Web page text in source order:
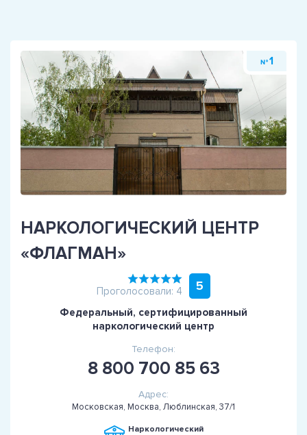
№ 1
НАРКОЛОГИЧЕСКИЙ ЦЕНТР
«ФЛАГМАН»
Проголосовали: 4 5
Федеральный, сертифицированный
наркологический центр
Телефон:
8 800 700 85 63
Адрес:
Московская, Москва, Люблинская, 37/1
Наркологический